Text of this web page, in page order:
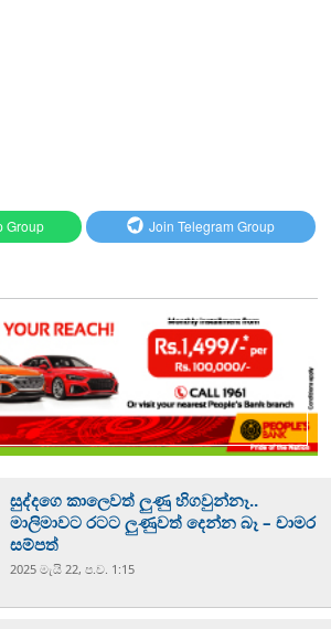
Group Join Telegram Group
සුද්දගෙ කාලෙවත් ලුණු හිගවුන්නෑ..
මාලිමාවට රටට ලුණුවත් දෙන්න බෑ – චාමර
සම්පත්
2025 මැයි 22, ප.ව. 1:15